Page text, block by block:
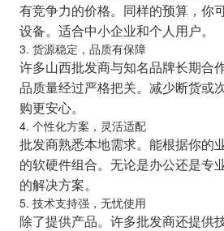
有竞争力的价格。同样的预算，你
设备。适合中小企业和个人用户。
3. 货源稳定，品质有保障
许多山西批发商与知名品牌长期合
品质量经过严格把关。减少断货或
购更安心。
4. 个性化方案，灵活适配
批发商熟悉本地需求。能根据你的
的软硬件组合。无论是办公还是专
的解决方案。
5. 技术支持强，无忧使用
除了提供产品。许多批发商还提供